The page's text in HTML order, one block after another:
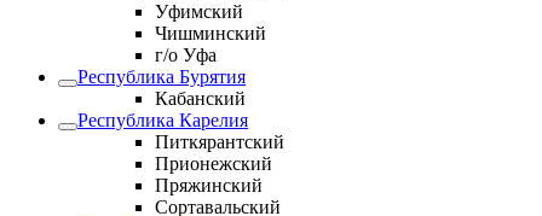
Уфимский
Чишминский
г/о Уфа
Республика Бурятия
Кабанский
Республика Карелия
Питкярантский
Прионежский
Пряжинский
Сортавальский